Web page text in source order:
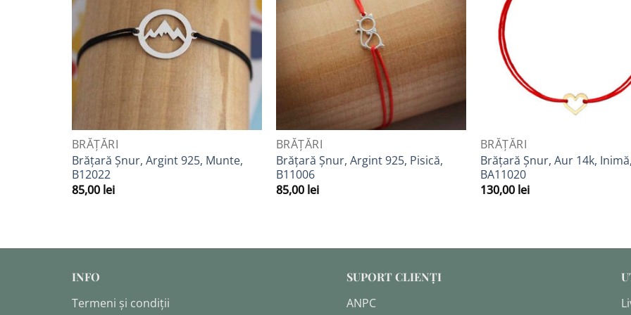
Favorite
QUICK VIEW
BRĂȚĂRI
Brățară Șnur, Argint 925, Munte,
B12022
85,00 lei
QUICK VIEW
BRĂȚĂRI
Brățară Șnur, Argint 925, Pisică,
B11006
85,00 lei
QUICK VIEW
BRĂȚĂRI
Brățară Șnur, Aur 14k, Inimă,
BA11020
130,00 lei
INFO
Termeni și condiții
SUPORT CLIENȚI
ANPC